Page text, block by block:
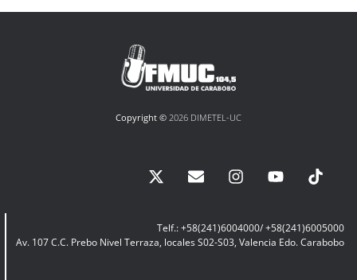
Copyright © 2026 DIMETEL-UC
Telf.: +58(241)6004000/ +58(241)6005000
Av. 107 C.C. Prebo Nivel Terraza, locales S02-S03, Valencia Edo. Carabobo